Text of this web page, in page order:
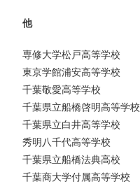
他
専修大学松戸高等学校
東京学館浦安高等学校
千葉敬愛高等学校
千葉県立船橋啓明高等学校
千葉県立白井高等学校
秀明八千代高等学校
千葉県立船橋法典高校
千葉商大学付属高等学校